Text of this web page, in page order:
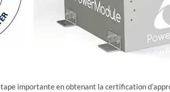
importante en obtenant la certification